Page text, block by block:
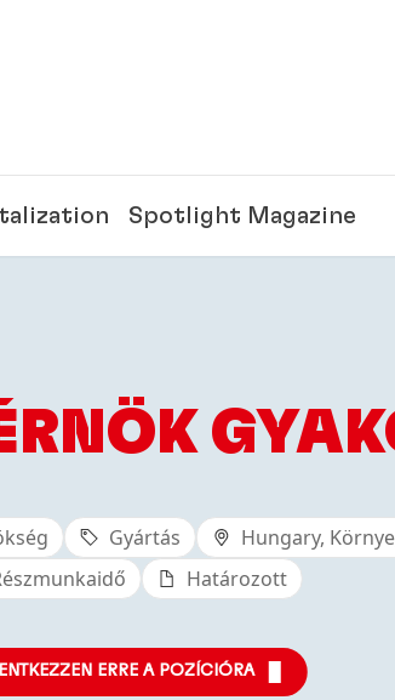
Spotlight Magazine
Gyártás
Hungary,
Határozott
ERRE A POZÍCIÓRA